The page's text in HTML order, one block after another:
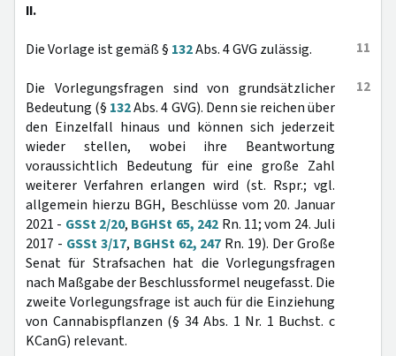
II.
11
Die Vorlage ist gemäß § 132Abs. 4 GVG zulässig.
12
Die Vorlegungsfragen sind von grundsätzlicher
Bedeutung (§ 132Abs. 4 GVG). Denn sie reichen über
den Einzelfall hinaus und können sich jederzeit
wieder stellen, wobei ihre Beantwortung
voraussichtlich Bedeutung für eine große Zahl
weiterer Verfahren erlangen wird (st. Rspr.; vgl.
allgemein hierzu BGH, Beschlüsse vom 20. Januar
2021 - GSSt 2/20, BGHSt 65, 242 Rn. 11; vom 24. Juli
2017 - GSSt 3/17, BGHSt 62, 247 Rn. 19). Der Große
Senat für Strafsachen hat die Vorlegungsfragen
nach Maßgabe der Beschlussformel neugefasst. Die
zweite Vorlegungsfrage ist auch für die Einziehung
von Cannabispflanzen (§ 34 Abs. 1 Nr. 1 Buchst. c
KCanG) relevant.